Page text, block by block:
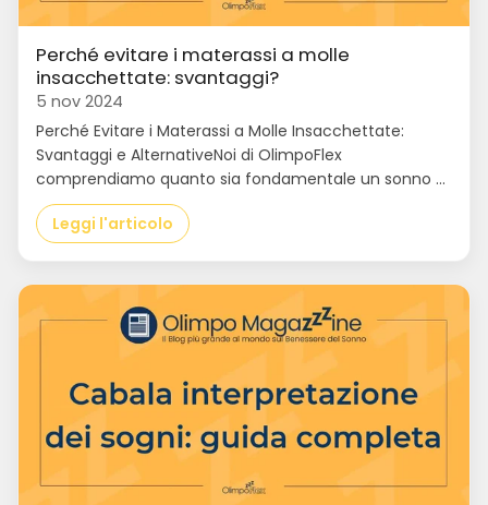
Perché evitare i materassi a molle
insacchettate: svantaggi?
5 nov 2024
Perché Evitare i Materassi a Molle Insacchettate:
Svantaggi e AlternativeNoi di OlimpoFlex
comprendiamo quanto sia fondamentale un sonno ...
Leggi l'articolo